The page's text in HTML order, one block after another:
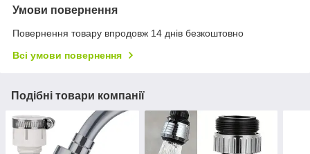
Умови повернення
Повернення товару впродовж 14 днів безкоштовно
Всі умови повернення
Подібні товари компанії